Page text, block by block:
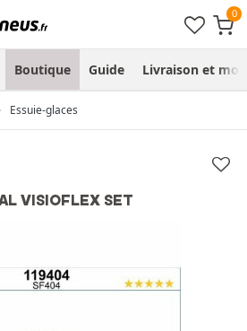
Boutique Guide Livraison et
Essuie-glaces
VISIOFLEX SET